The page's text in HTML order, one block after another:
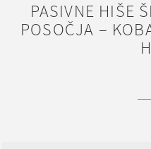
PASIVNE HIŠE
POSOČJA –